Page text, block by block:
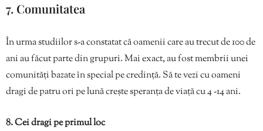
7. Comunitatea
În urma studiilor s-a constatat că oamenii care au trecut de 100 de
ani au făcut parte din grupuri. Mai exact, au fost membrii unei
comunități bazate în special pe credință. Să te vezi cu oameni
dragi de patru ori pe lună crește speranța de viață cu 4 -14 ani.
8. Cei dragi pe primul loc